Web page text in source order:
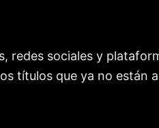
redes sociales y
títulos que ya no están